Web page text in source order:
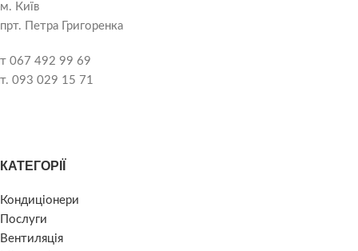
м. Київ
прт. Петра Григоренка
т 067 492 99 69
т. 093 029 15 71
КАТЕГОРІЇ
Кондиціонери
Послуги
Вентиляція